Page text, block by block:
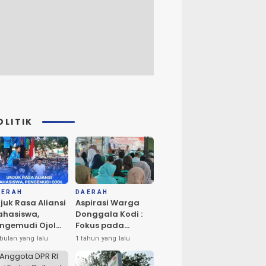
Rasa Aliansi
Ojol
Masyarakat
Palu
yang lalu
DAERAH
Aspirasi Warga
Donggala Kodi :
Fokus pada
Penerangan dan
Drainase
1 tahun yang lalu